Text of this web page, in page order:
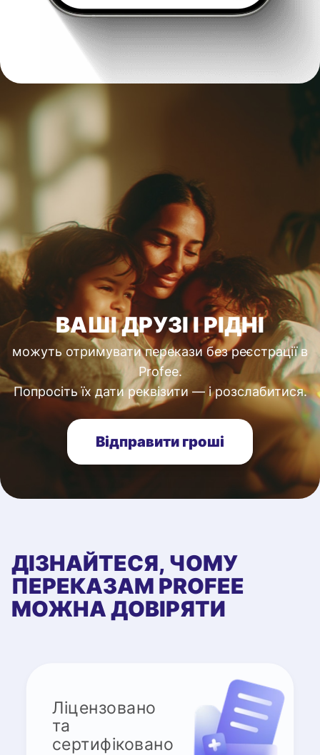
ВАШІ ДРУЗІ І РІДНІ
можуть отримувати перекази без реєстрації в
Profee.
Попросіть їх дати реквізити — і розслабитися.
Відправити гроші
ДІЗНАЙТЕСЯ, ЧОМУ
ПЕРЕКАЗАМ PROFEE
МОЖНА ДОВІРЯТИ
Ліцензовано
та
сертифіковано